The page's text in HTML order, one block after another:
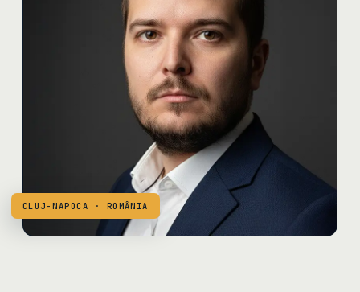
CLUJ-NAPOCA · ROMÂNIA